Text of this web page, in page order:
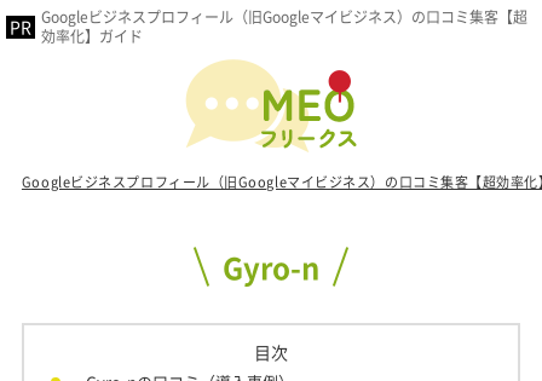
Googleビジネスプロフィール（旧Googleマイビジネス）の口コミ集客【超
効率化】ガイド
Googleビジネスプロフィール（旧Googleマイビジネス）の口コミ集客【超効率化
Gyro-n
目次